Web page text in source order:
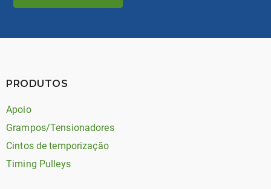
PRODUTOS
Apoio
Grampos/Tensionadores
Cintos de temporização
Timing Pulleys